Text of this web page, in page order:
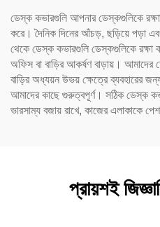
ডেস্ক কভারগুলি আপনার ডেস্কগুলিকে রক্ষা
করে। দৈনিক দিনের আঁচড়, ছড়িয়ে পড়া
থেকে ডেস্ক কভারগুলি ডেস্কগুলিকে
অফিস বা বাড়ির আকর্ষণ বাড়ায়।
বাড়ির অধ্যয়ন উভয় ক্ষেত্রে ব্যবহারের
আমাদের কাছে গুরুত্বপূর্ণ। সঠিক ডেস্ক
ভারসাম্য বজায় রাখে, কাজের এলাকাকে
প্রায়শই